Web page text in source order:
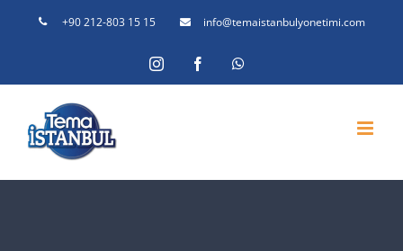
+90 212-803 15 15 info@temaistanbulyonetimi.com
InstagramFacebook